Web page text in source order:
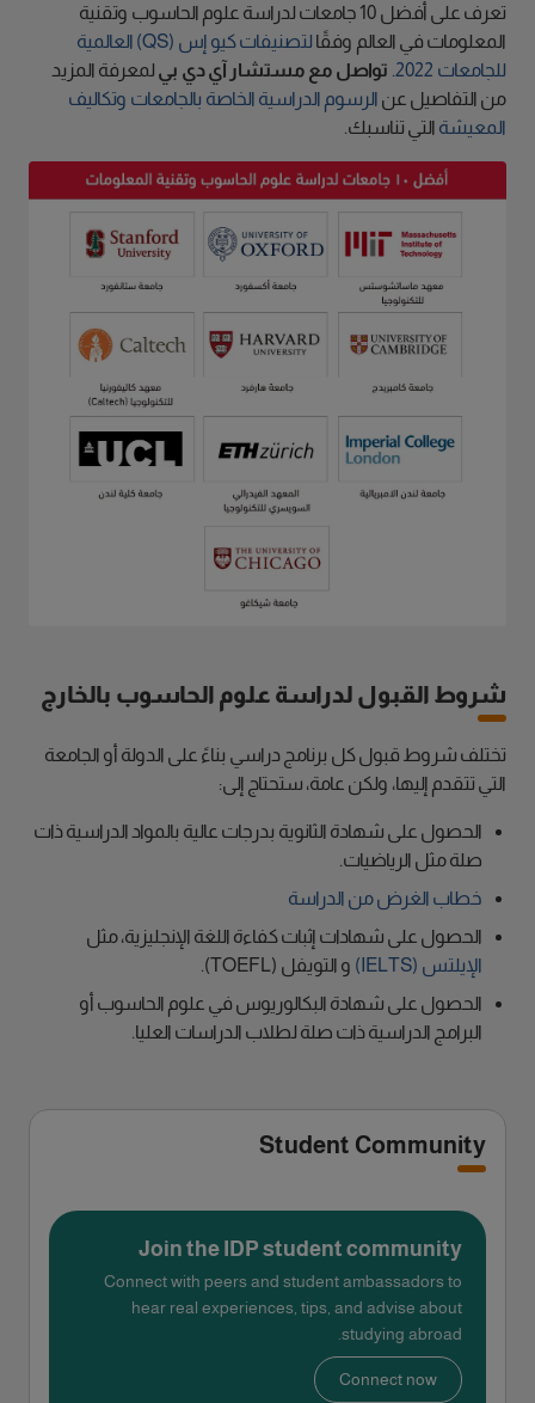
تعرف على أفضل 10 جامعات لدراسة علوم الحاسوب وتقنية
المعلومات في العالم وفقًا
لتصنيفات كيو إس (QS) العالمية
للجامعات 2022
تواصل مع مستشار آي دي بي لمعرفة المزيد
من التفاصيل عن الرسوم الدراسية الخاصة بالجامعات وتكاليف
المعيشة التي تناسبك.
شروط القبول لدراسة علوم الحاسوب بالخارج
تختلف شروط قبول كل برنامج دراسي بناءً على الدولة أو الجامعة
التي تتقدم إليها، ولكن عامة، ستحتاج إلى:
الحصول على شهادة الثانوية بدرجات عالية بالمواد الدراسية ذات
صلة مثل الرياضيات.
خطاب الغرض من الدراسة
الحصول على شهادات إثبات كفاءة اللغة الإنجليزية، مثل
الإيلتس (IELTS)
و التويفل (TOEFL).
الحصول على شهادة البكالوريوس في علوم الحاسوب أو
البرامج الدراسية ذات صلة لطلاب الدراسات العليا.
Student Community
Join the IDP student community
Connect with peers and student ambassadors to
hear real experiences, tips, and advise about
studying abroad.
Connect now